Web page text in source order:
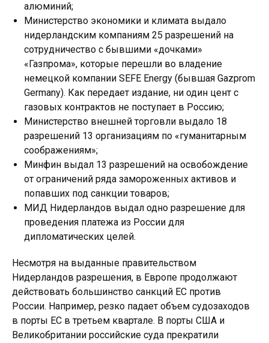
алюминий;
Министерство экономики и климата выдало
нидерландским компаниям 25 разрешений на
сотрудничество с бывшими «дочками»
«Газпрома», которые перешли во владение
немецкой компании SEFE Energy (бывшая Gazprom
Germany). Как передает издание, ни один цент с
газовых контрактов не поступает в Россию;
Министерство внешней торговли выдало 18
разрешений 13 организациям по «гуманитарным
соображениям»;
Минфин выдал 13 разрешений на освобождение
от ограничений ряда замороженных активов и
попавших под санкции товаров;
МИД Нидерландов выдал одно разрешение для
проведения платежа из России для
дипломатических целей.
Несмотря на выданные правительством
Нидерландов разрешения, в Европе продолжают
действовать большинство санкций ЕС против
России. Например, резко падает объем судозаходов
в порты ЕС в третьем квартале. В порты США и
Великобритании российские суда прекратили